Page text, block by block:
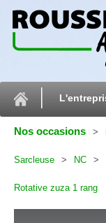
Nos occasions
Sarcleuse NC
Rotative zuza 1 rang